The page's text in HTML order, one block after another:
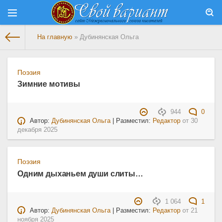
На главную » Дубинянская Ольга
Поэзия
Зимние мотивы
944
0
Автор:Дубинянская Ольга| Разместил: Редактор от 30
декабря 2025
Поэзия
Одним дыханьем души слиты…
1 064
1
Автор:Дубинянская Ольга| Разместил: Редактор от21
ноября 2025